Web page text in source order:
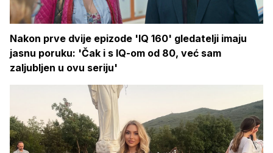
Nakon prve dvije epizode 'IQ 160' gledatelji imaju
jasnu poruku: 'Čak i s IQ-om od 80, već sam
zaljubljen u ovu seriju'